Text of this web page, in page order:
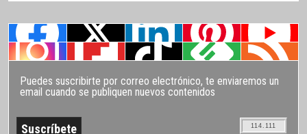
Puedes suscribirte por correo electrónico, te enviaremos un
email cuando se publiquen nuevos contenidos
114.111